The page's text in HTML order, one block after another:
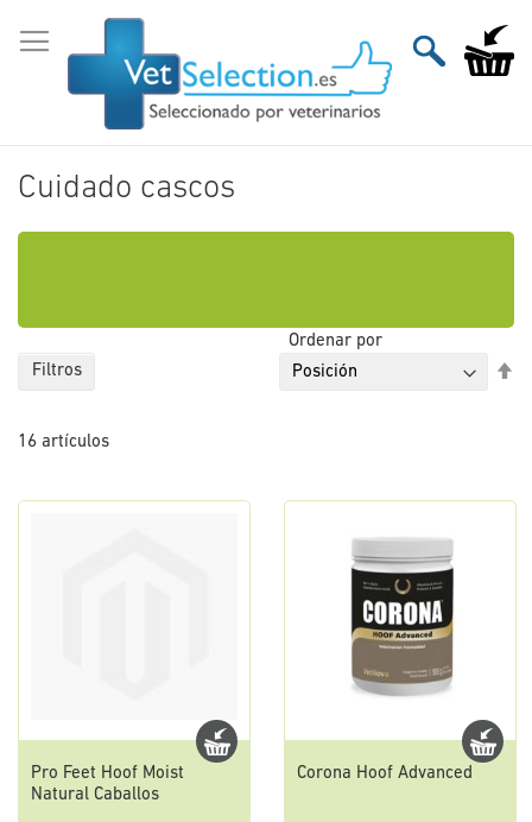
al
contenido
Mi
Cuidado cascos
16 artículos
Ordenar por
Pro Feet Hoof Moist
Natural Caballos
Corona Hoof Advanced
Filtros